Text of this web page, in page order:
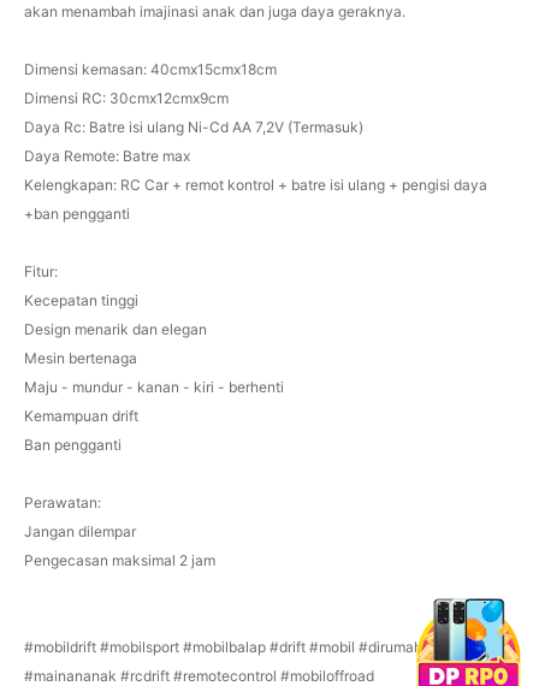
akan menambah imajinasi anak dan juga daya geraknya.
Dimensi kemasan: 40cmx15cmx18cm
Dimensi RC: 30cmx12cmx9cm
Daya Rc: Batre isi ulang Ni-Cd AA 7,2V (Termasuk)
Daya Remote: Batre max
Kelengkapan: RC Car + remot kontrol + batre isi ulang + pengisi daya
+ban pengganti
Fitur:
Kecepatan tinggi
Design menarik dan elegan
Mesin bertenaga
Maju - mundur - kanan - kiri - berhenti
Kemampuan drift
Ban pengganti
Perawatan:
Jangan dilempar
Pengecasan maksimal 2 jam
#mobildrift #mobilsport #mobilbalap #drift #mobil #dirumahaja
#mainananak #rcdrift #remotecontrol #mobiloffroad